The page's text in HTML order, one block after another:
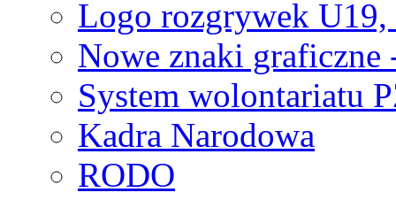
Logo rozgrywek
Nowe znaki graficzne
System wolontariatu
Kadra Narodowa
RODO